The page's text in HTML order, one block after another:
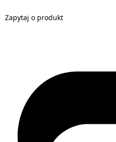
Zapytaj o produkt